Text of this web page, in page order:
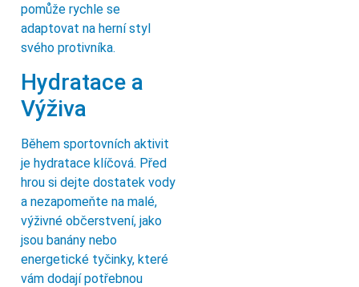
pomůže rychle se
adaptovat na herní styl
svého protivníka.
Hydratace a
Výživa
Během sportovních aktivit
je hydratace klíčová. Před
hrou si dejte dostatek vody
a nezapomeňte na malé,
výživné občerstvení, jako
jsou banány nebo
energetické tyčinky, které
vám dodají potřebnou